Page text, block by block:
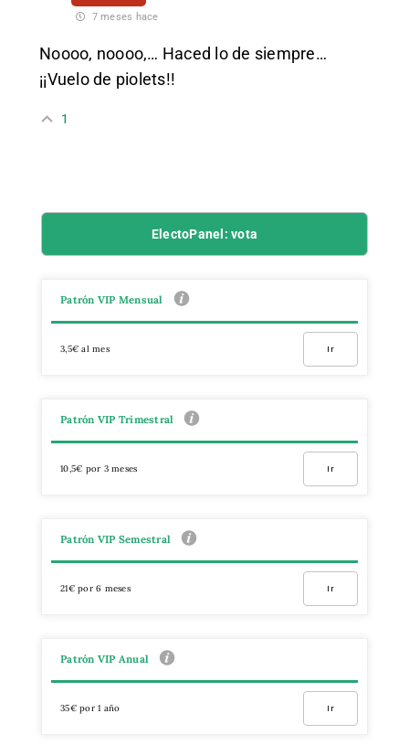
7 meses hace
Noooo, noooo,… Haced lo de siempre…
¡¡Vuelo de piolets!!
1
ElectoPanel: vota
Patrón VIP Mensual
3,5€ al mes Ir
Patrón VIP Trimestral
10,5€ por 3 meses Ir
Patrón VIP Semestral
21€ por 6 meses Ir
Patrón VIP Anual
35€ por 1 año Ir